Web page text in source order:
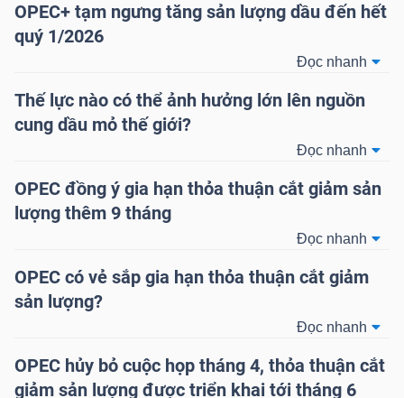
OPEC+ tạm ngưng tăng sản lượng dầu đến hết
quý 1/2026
Đọc nhanh
Thế lực nào có thể ảnh hưởng lớn lên nguồn
cung dầu mỏ thế giới?
Đọc nhanh
OPEC đồng ý gia hạn thỏa thuận cắt giảm sản
lượng thêm 9 tháng
Đọc nhanh
OPEC có vẻ sắp gia hạn thỏa thuận cắt giảm
sản lượng?
Đọc nhanh
OPEC hủy bỏ cuộc họp tháng 4, thỏa thuận cắt
giảm sản lượng được triển khai tới tháng 6
CHÍNH
HÀNG